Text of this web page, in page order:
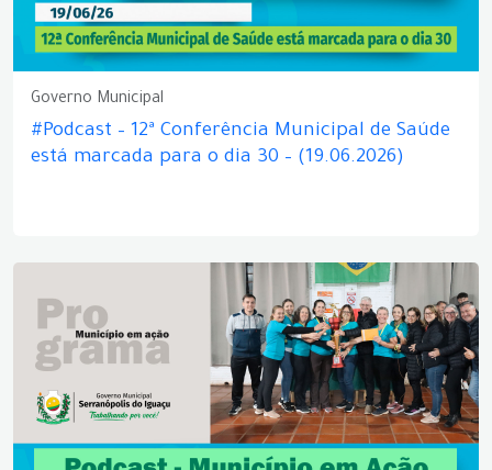
Governo Municipal
#Podcast – 12ª Conferência Municipal de Saúde
está marcada para o dia 30 – (19.06.2026)